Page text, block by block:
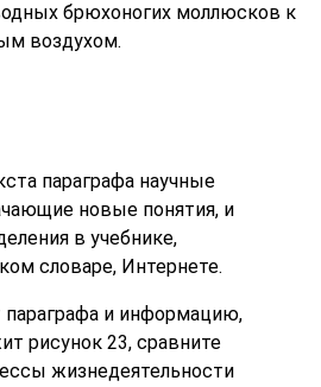
брюхоногих моллюсков к
воздухом.
параграфа научные
новые понятия, и
в учебнике,
словаре, Интернете.
параграфа и информацию,
рисунок 23, сравните
жизнедеятельности